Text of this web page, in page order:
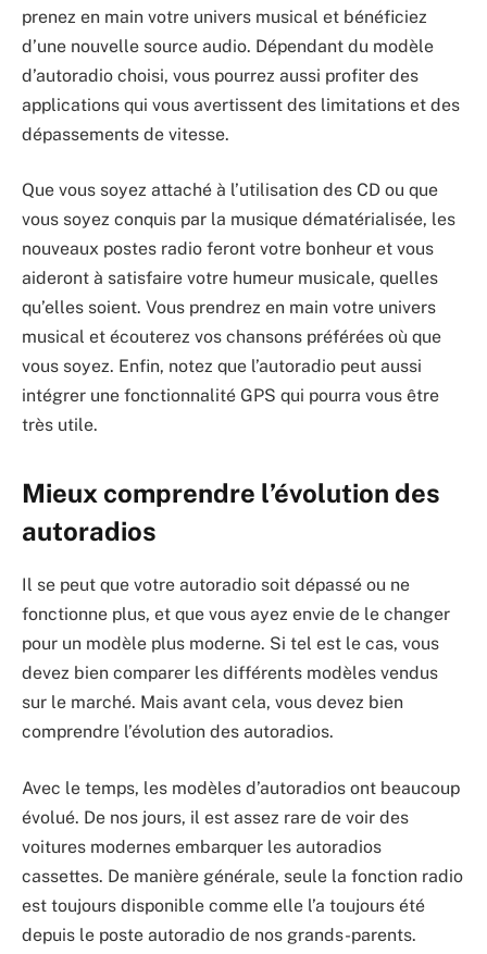
prenez en main votre univers musical et bénéficiez
d’une nouvelle source audio. Dépendant du modèle
d’autoradio choisi, vous pourrez aussi profiter des
applications qui vous avertissent des limitations et des
dépassements de vitesse.
Que vous soyez attaché à l’utilisation des CD ou que
vous soyez conquis par la musique dématérialisée, les
nouveaux postes radio feront votre bonheur et vous
aideront à satisfaire votre humeur musicale, quelles
qu’elles soient. Vous prendrez en main votre univers
musical et écouterez vos chansons préférées où que
vous soyez. Enfin, notez que l’autoradio peut aussi
intégrer une fonctionnalité GPS qui pourra vous être
très utile.
Mieux comprendre l’évolution des
autoradios
Il se peut que votre autoradio soit dépassé ou ne
fonctionne plus, et que vous ayez envie de le changer
pour un modèle plus moderne. Si tel est le cas, vous
devez bien comparer les différents modèles vendus
sur le marché. Mais avant cela, vous devez bien
comprendre l’évolution des autoradios.
Avec le temps, les modèles d’autoradios ont beaucoup
évolué. De nos jours, il est assez rare de voir des
voitures modernes embarquer les autoradios
cassettes. De manière générale, seule la fonction radio
est toujours disponible comme elle l’a toujours été
depuis le poste autoradio de nos grands-parents.